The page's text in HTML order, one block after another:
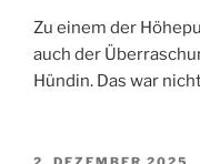
Zu einem der
auch der
Hündin. Das war